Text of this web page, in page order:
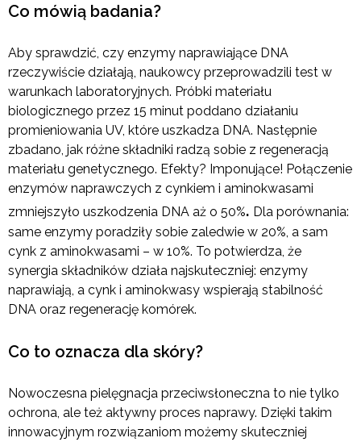
Co mówią badania?
Aby sprawdzić, czy enzymy naprawiające DNA
rzeczywiście działają, naukowcy przeprowadzili test w
warunkach laboratoryjnych. Próbki materiału
biologicznego przez 15 minut poddano działaniu
promieniowania UV, które uszkadza DNA. Następnie
zbadano, jak różne składniki radzą sobie z regeneracją
materiału genetycznego. Efekty? Imponujące! Połączenie
enzymów naprawczych z cynkiem i aminokwasami
zmniejszyło uszkodzenia DNA aż o 50%. Dla porównania:
same enzymy poradziły sobie zaledwie w 20%, a sam
cynk z aminokwasami – w 10%. To potwierdza, że
synergia składników działa najskuteczniej: enzymy
naprawiają, a cynk i aminokwasy wspierają stabilność
DNA oraz regenerację komórek.
Co to oznacza dla skóry?
Nowoczesna pielęgnacja przeciwsłoneczna to nie tylko
ochrona, ale też aktywny proces naprawy. Dzięki takim
innowacyjnym rozwiązaniom możemy skuteczniej